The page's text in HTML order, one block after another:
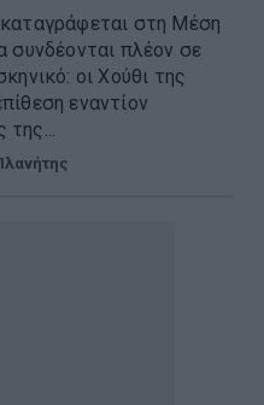
στη Μέση
συνδέονται πλέον σε
οι Χούθι της
εναντίον
της...